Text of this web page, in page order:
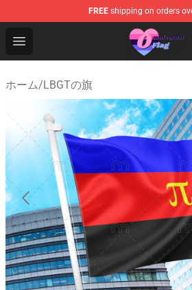
FREE shipping on orders
Open menu
Omnisexual Flag Store - The
ホーム/LBGTの旗